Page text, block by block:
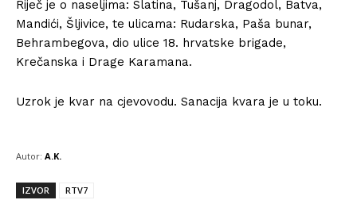
Riječ je o naseljima: Slatina, Tušanj, Dragodol, Batva,
Mandići, Šljivice, te ulicama: Rudarska, Paša bunar,
Behrambegova, dio ulice 18. hrvatske brigade,
Krečanska i Drage Karamana.
Uzrok je kvar na cjevovodu. Sanacija kvara je u toku.
Autor: A.K.
IZVOR RTV7